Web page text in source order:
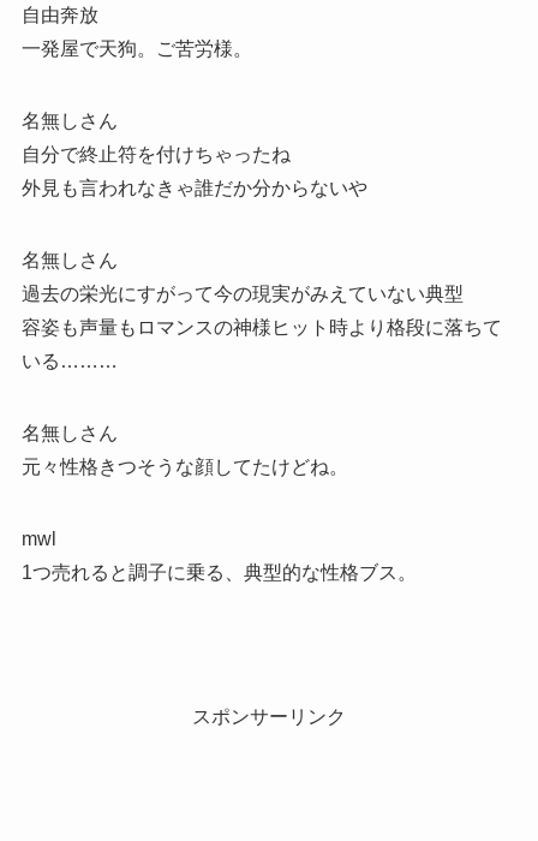
自由奔放
一発屋で天狗。ご苦労様。
名無しさん
自分で終止符を付けちゃったね
外見も言われなきゃ誰だか分からないや
名無しさん
過去の栄光にすがって今の現実がみえていない典型
容姿も声量もロマンスの神様ヒット時より格段に落ちて
いる………
名無しさん
元々性格きつそうな顔してたけどね。
mwl
1つ売れると調子に乗る、典型的な性格ブス。
スポンサーリンク